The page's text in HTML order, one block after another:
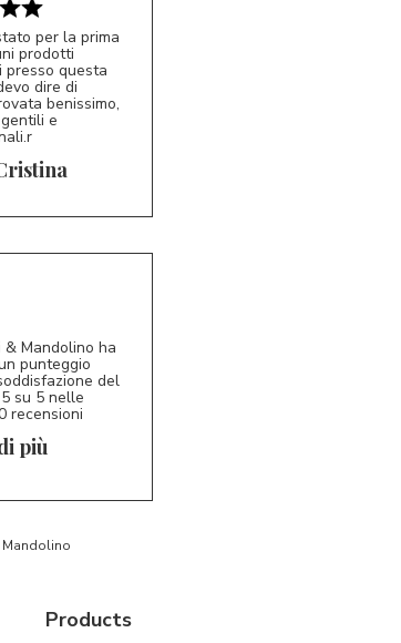
5/5
per la prima
prodotti
presso questa
dire di
benissimo,
e
Mandolino ha
punteggio
del
su 5 nelle
recensioni
più
Mandolino
Products